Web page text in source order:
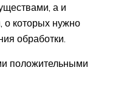
а и
о которых нужно
обработки.
положительными